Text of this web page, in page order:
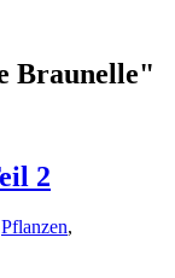
Braunelle"
2
Pflanzen,